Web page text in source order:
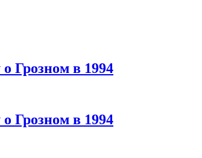
Грозном в 1994
Грозном в 1994